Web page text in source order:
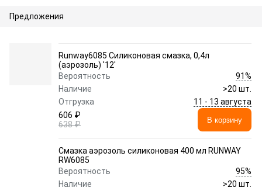
Предложения
Runway6085 Силиконовая смазка, 0,4л
(аэрозоль) '12'
Вероятность
91%
Наличие
>20 шт.
Отгрузка
11 - 13 августа
606 ₽
638 ₽
В корзину
Смазка аэрозоль силиконовая 400 мл RUNWAY
RW6085
Вероятность
95%
Наличие
>20 шт.